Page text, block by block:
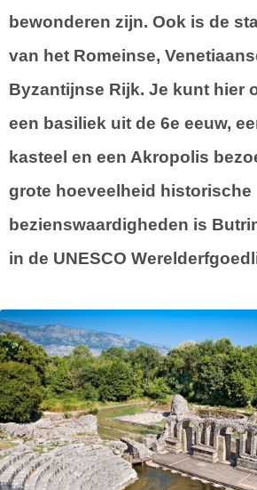
bewonderen zijn. Ook is de
van het Romeinse,
Byzantijnse Rijk. Je kunt hier
een basiliek uit de 6e eeuw,
kasteel en een Akropolis
grote hoeveelheid historische
bezienswaardigheden is
in de UNESCO